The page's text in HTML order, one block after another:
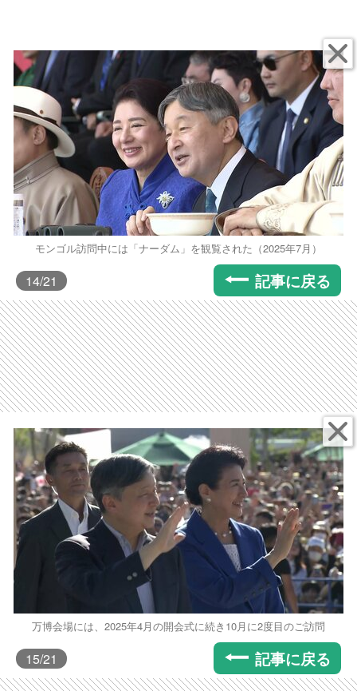
モンゴル訪問中には「ナーダム」を観覧された（2025年7月）
14/21 記事に戻る
万博会場には、2025年4月の開会式に続き10月に2度目のご訪問
15/21 記事に戻る